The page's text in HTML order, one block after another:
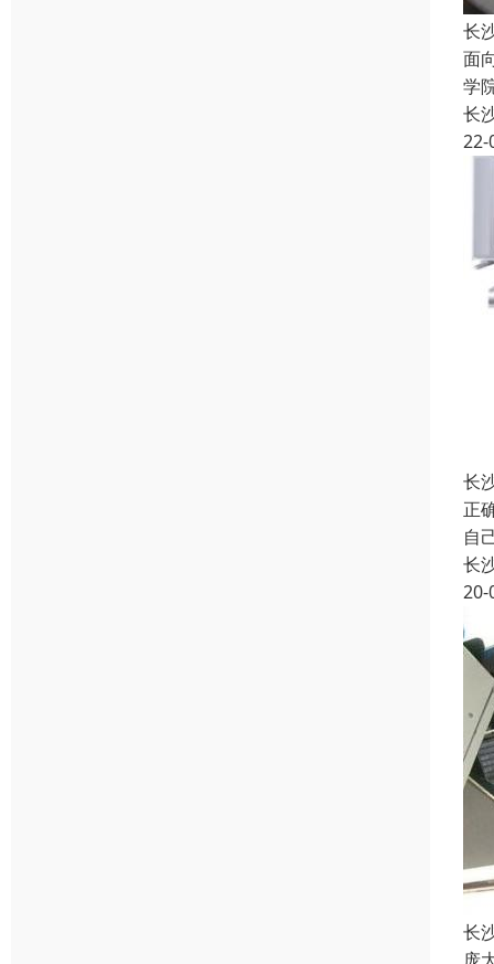
长
面
学
长
22-
长
正
自
长
20-
长